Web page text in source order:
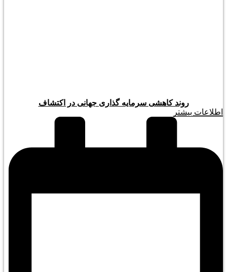
روند کاهشی سرمایه گذاری جهانی در اکتشاف
اطلاعات بیشتر